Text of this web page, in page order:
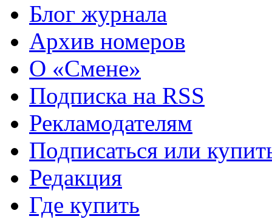
Блог журнала
Архив номеров
О «Смене»
Подписка на RSS
Рекламодателям
Подписаться или
Редакция
Где купить